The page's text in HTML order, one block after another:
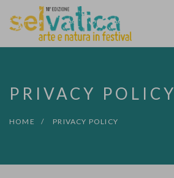
PRIVACY POLICY
HOME PRIVACY POLICY